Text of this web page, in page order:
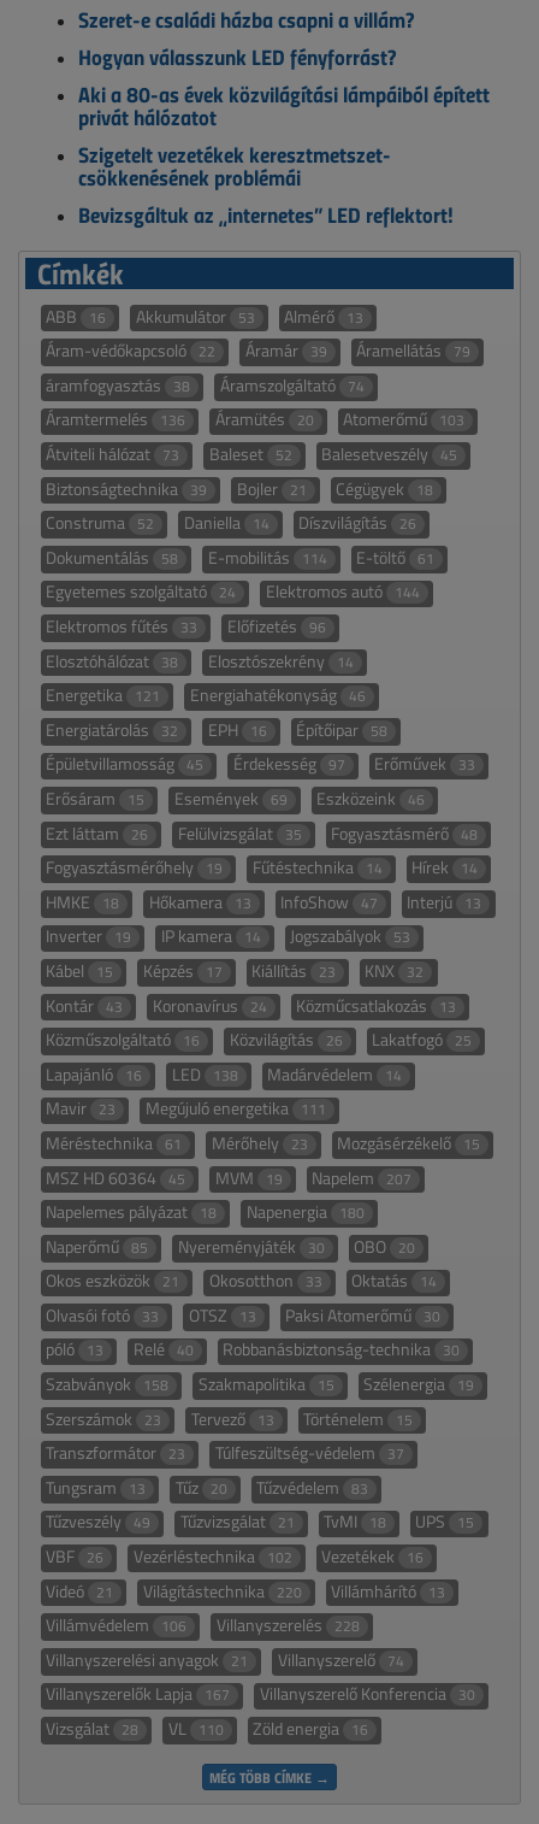
Szeret-e családi házba csapni a villám?
Hogyan válasszunk LED fényforrást?
Aki a 80-as évek közvilágítási lámpáiból épített
privát hálózatot
Szigetelt vezetékek keresztmetszet-
csökkenésének problémái
Bevizsgáltuk az „internetes” LED reflektort!
Címkék
ABB 16 Akkumulátor 53 Almérő 13
Áram-védőkapcsoló 22 Áramár 39 Áramellátás 79
áramfogyasztás 38 Áramszolgáltató 74
Áramtermelés 136 Áramütés 20 Atomerőmű 103
Átviteli hálózat 73 Baleset 52 Balesetveszély 45
Biztonságtechnika 39 Bojler 21 Cégügyek 18
Construma 52 Daniella 14 Díszvilágítás 26
Dokumentálás 58 E-mobilitás 114 E-töltő 61
Egyetemes szolgáltató 24 Elektromos autó 144
Elektromos fűtés 33 Előfizetés 96
Elosztóhálózat 38 Elosztószekrény 14
Energetika 121 Energiahatékonyság 46
Energiatárolás 32 EPH 16 Építőipar 58
Épületvillamosság 45 Érdekesség 97 Erőművek 33
Erősáram 15 Események 69 Eszközeink 46
Ezt láttam 26 Felülvizsgálat 35 Fogyasztásmérő 48
Fogyasztásmérőhely 19 Fűtéstechnika 14 Hírek 14
HMKE 18 Hőkamera 13 InfoShow 47 Interjú 13
Inverter 19 IP kamera 14 Jogszabályok 53
Kábel 15 Képzés 17 Kiállítás 23 KNX 32
Kontár 43 Koronavírus 24 Közműcsatlakozás 13
Közműszolgáltató 16 Közvilágítás 26 Lakatfogó 25
Lapajánló 16 LED 138 Madárvédelem 14
Mavir 23 Megújuló energetika 111
Méréstechnika 61 Mérőhely 23 Mozgásérzékelő 15
MSZ HD 60364 45 MVM 19 Napelem 207
Napelemes pályázat 18 Napenergia 180
Naperőmű 85 Nyereményjáték 30 OBO 20
Okos eszközök 21 Okosotthon 33 Oktatás 14
Olvasói fotó 33 OTSZ 13 Paksi Atomerőmű 30
póló 13 Relé 40 Robbanásbiztonság-technika 30
Szabványok 158 Szakmapolitika 15 Szélenergia 19
Szerszámok 23 Tervező 13 Történelem 15
Transzformátor 23 Túlfeszültség-védelem 37
Tungsram 13 Tűz 20 Tűzvédelem 83
Tűzveszély 49 Tűzvizsgálat 21 TvMI 18 UPS 15
VBF 26 Vezérléstechnika 102 Vezetékek 16
Videó 21 Világítástechnika 220 Villámhárító 13
Villámvédelem 106 Villanyszerelés 228
Villanyszerelési anyagok 21 Villanyszerelő 74
Villanyszerelők Lapja 167 Villanyszerelő Konferencia 30
Vizsgálat 28 VL 110 Zöld energia 16
MÉG TÖBB CÍMKE →